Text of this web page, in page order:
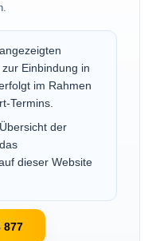
Einbindung in
im Rahmen
Termins.
Übersicht der
dieser Website
877